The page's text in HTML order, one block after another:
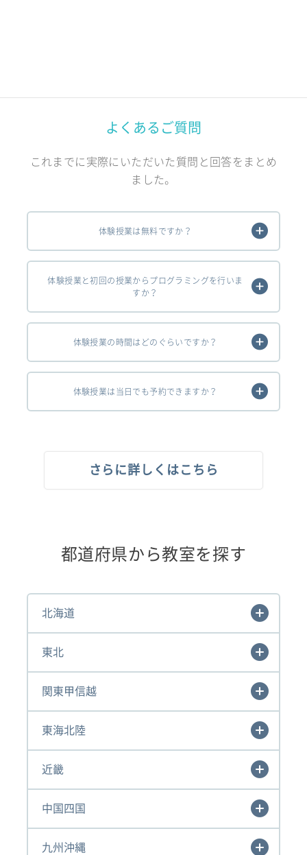
よくあるご質問
これまでに実際にいただいた質問と回答をまとめ
ました。
体験授業は無料ですか？
体験授業と初回の授業からプログラミングを行いま
すか？
体験授業の時間はどのぐらいですか？
体験授業は当日でも予約できますか？
さらに詳しくはこちら
都道府県から教室を探す
北海道
東北
関東甲信越
東海北陸
近畿
中国四国
九州沖縄